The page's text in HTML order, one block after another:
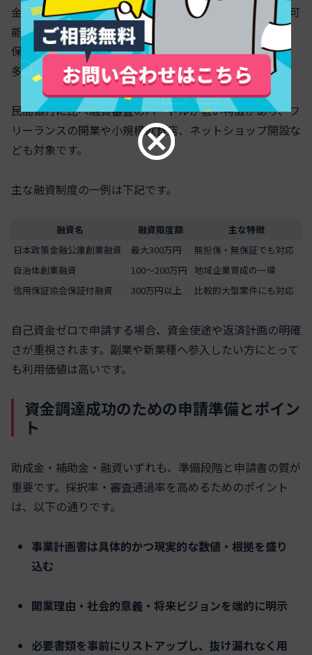
金融機関の制度を活用することでスムーズに資金調達が可
能です。特に「日本政策金融公庫」の創業融資は、無担
保・無保証人で最大300万円程度まで融資が可能なため、
多くの独立志望者が利用しています。
民間銀行に比べ融資審査のハードルが低い特徴があり、フ
リーランスの開業や小規模飲食店、ネットショップ開設な
ども対象です。
主な融資制度の一例は下記です。
融資名 融資限度額
主な特徴
日本政策金融公庫創業融資
最大300万円
無担保・無保証でも対応
自治体創業融資
100～200万円 地域企業育成の一環
信用保証協会保証付融資
300万円以上 比較的大型案件にも対応
自己資金ゼロで申請する場合、資金使途や返済計画の明確
さが重視されます。副業や新業種へ参入したい方にとって
も利用価値は高いです。
資金調達成功のための申請準備とポイン
ト
助成金・補助金・融資いずれも、準備段階と申請書の質が
重要です。採択率・審査通過率を高めるためのポイント
は、以下の通りです。
事業計画書は具体的かつ現実的な数値・根拠を盛り
込む
開業理由・社会的意義・将来ビジョンを端的に明示
必要書類を事前にリストアップし、抜け漏れなく用